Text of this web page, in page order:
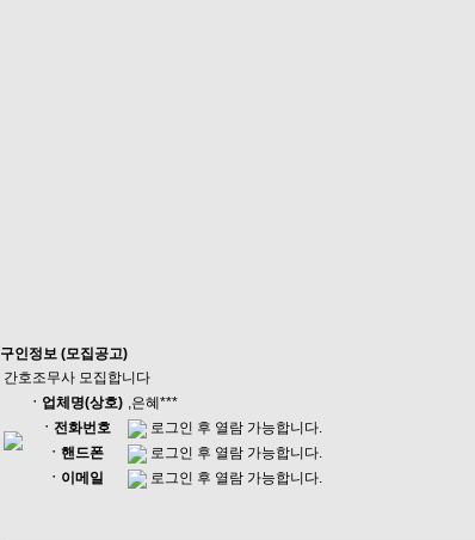
구인정보 (모집공고)
간호조무사 모집합니다
ㆍ업체명(상호) ,은혜***
ㆍ전화번호
로그인 후 열람 가능합니다.
ㆍ핸드폰
로그인 후 열람 가능합니다.
ㆍ이메일
로그인 후 열람 가능합니다.